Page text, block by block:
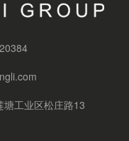
工业区松庄路13